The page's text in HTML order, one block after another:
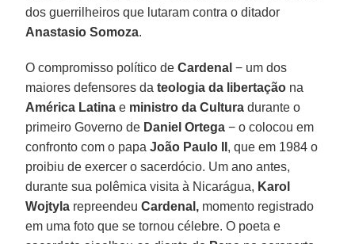
dos guerrilheiros que lutaram contra o ditador
Anastasio Somoza.
O compromisso político deCardenal − um dos
maiores defensores dateologia da libertação na
América Latina e ministro da Cultura durante o
primeiro Governo de Daniel Ortega − o colocou em
confronto com o papaJoão Paulo II , que em 1984 o
proibiu de exercer o sacerdócio. Um ano antes,
durante sua polêmica visita à Nicarágua, Karol
Wojtyla repreendeuCardenal, momento registrado
em uma foto que se tornou célebre. O poeta e